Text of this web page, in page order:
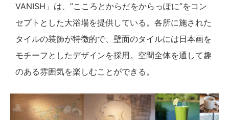
VANISH」は、”こころとからだをからっぽに”をコン
セプトとした大浴場を提供している。各所に施された
タイルの装飾が特徴的で、壁面のタイルには日本画を
モチーフとしたデザインを採用。空間全体を通して趣
のある雰囲気を楽しむことができる。